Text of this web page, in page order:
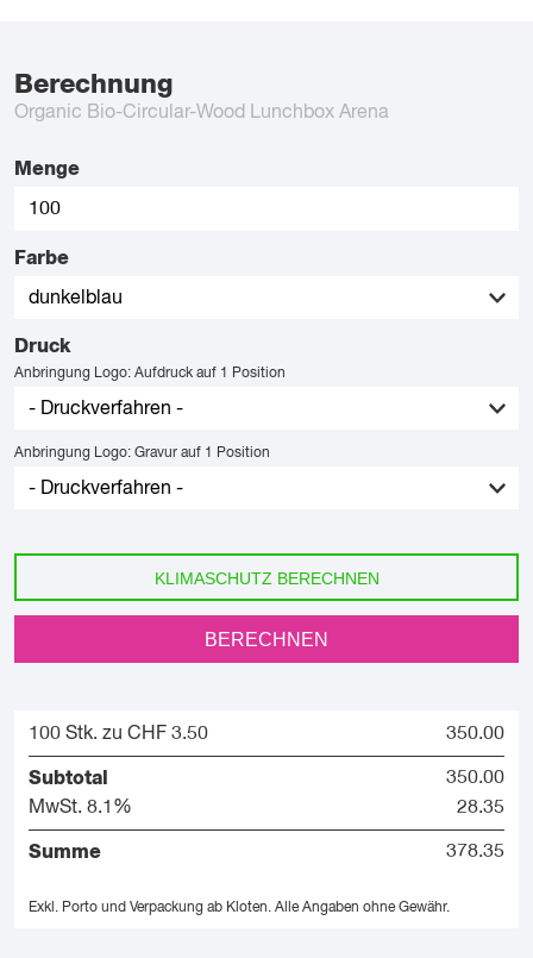
Berechnung
Organic Bio-Circular-Wood Lunchbox Arena
Menge
Farbe
Druck
Anbringung Logo: Aufdruck auf 1 Position
Anbringung Logo: Gravur auf 1 Position
KLIMASCHUTZ BERECHNEN
BERECHNEN
100 Stk. zu CHF 3.50 350.00
Subtotal
350.00
MwSt. 8.1%
28.35
Summe 378.35
Exkl. Porto und Verpackung ab Kloten. Alle Angaben ohne Gewähr.